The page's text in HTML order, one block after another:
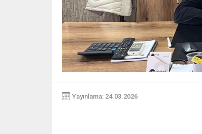
Yayınlama: 24.03.2026